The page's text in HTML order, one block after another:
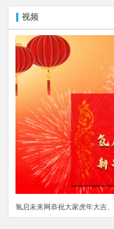
视频
氢启未来网恭祝大家虎年大吉、